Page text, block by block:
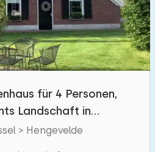
22
2
18
für 4 Personen,
Landschaft in
> Hengevelde